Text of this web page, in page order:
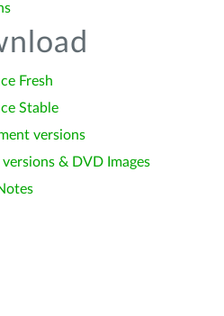
Fresh
Stable
versions
& DVD Images